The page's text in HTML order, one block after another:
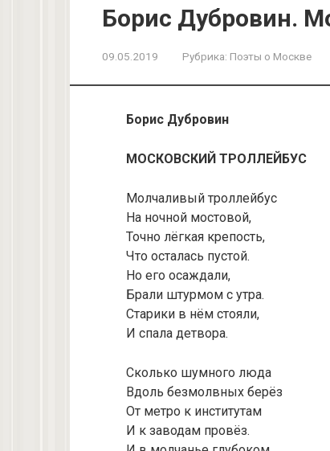
Борис Дубровин.
09.05.2019 Рубрика: Поэты о Москве
Борис Дубровин
МОСКОВСКИЙ ТРОЛЛЕЙБУС
Молчаливый троллейбус
На ночной мостовой,
Точно лёгкая крепость,
Что осталась пустой.
Но его осаждали,
Брали штурмом с утра.
Старики в нём стояли,
И спала детвора.
Сколько шумного люда
Вдоль безмолвных берёз
От метро к институтам
И к заводам провёз.